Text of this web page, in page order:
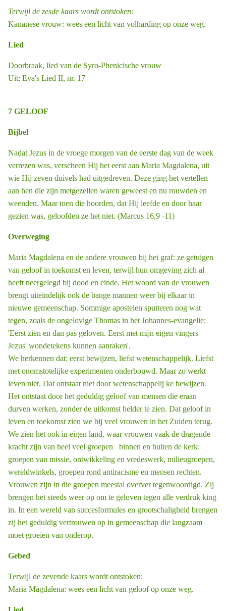
Terwijl de zesde kaars wordt ontstoken:
Kananese vrouw: wees een licht van volharding op onze weg.
Lied
Doorbraak, lied van de Syro-Phenicische vrouw
Uit: Eva's Lied II, nr. 17
7 GELOOF
Bijbel
Nadat Jezus in de vroege morgen van de eerste dag van de week
verrezen was, verscheen Hij het eerst aan Maria Magdalena, uit
wie Hij zeven duivels had uitgedreven. Deze ging het vertellen
aan hen die zijn metgezellen waren geweest en nu rouwden en
weenden. Maar toen die hoorden, dat Hij leefde en door haar
gezien was, geloofden ze het niet. (Marcus 16,9 -11)
Overweging
Maria Magdalena en de andere vrouwen bij het graf: ze getuigen
van geloof in toekomst en leven, terwijl hun omgeving zich al
heeft neergelegd bij dood en einde. Het woord van de vrouwen
brengt uiteindelijk ook de bange mannen weer bij elkaar in
nieuwe gemeenschap. Sommige apostelen sputteren nog wat
tegen, zoals de ongelovige Thomas in het Johannes-evangelie:
'Eerst zien en dan pas geloven. Eerst met mijn eigen vingers
Jezus' wondetekens kunnen aanraken'.
We herkennen dat: eerst bewijzen, liefst wetenschappelijk. Liefst
met onomstotelijke experimenten onderbouwd. Maar zo werkt
leven niet. Dat ontstaat niet door wetenschappelij ­ke bewijzen.
Het ontstaat door het geduldig geloof van mensen die eraan
durven werken, zonder de uitkomst helder te zien. Dat geloof in
leven en toekomst zien we bij veel vrouwen in het Zuiden terug.
We zien het ook in eigen land, waar vrouwen vaak de dragende
kracht zijn van heel veel groepen binnen en buiten de kerk:
groepen van missie, ontwikkeling en vredeswerk, milieugroepen,
wereldwinkels, groepen rond antiracisme en mensen ­rechten.
Vrouwen zijn in die groepen meestal overver ­tegenwoordigd. Zij
brengen het steeds weer op om te geloven tegen alle verdruk ­king
in. In een wereld van succesformules en grootschaligheid brengen
zij het geduldig vertrouwen op in gemeenschap die langzaam
moet groeien van onderop.
Gebed
Terwijl de zevende kaars wordt ontstoken:
Maria Magdalena: wees een licht van geloof op onze weg.